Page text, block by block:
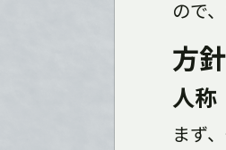
ので
方針
人称
まず